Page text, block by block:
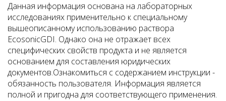
Данная информация основана на лабораторных
исследованиях применительно к специальному
вышеописанному использованию раствора
EcosonicGDI. Однако она не отражает всех
специфических свойств продукта и не является
основанием для составления юридических
документов.Ознакомиться с содержанием инструкции -
обязанность пользователя. Информация является
полной и пригодна для соответствующего применения.